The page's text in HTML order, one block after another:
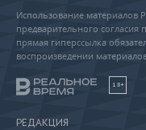
Использование материалов
предварительного согласия
прямая гиперссылка
воспроизведении
18+
РЕДАКЦИЯ